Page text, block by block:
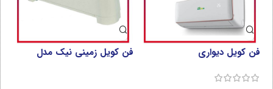
فن کویل دیواری
فن کویل زمینی نیک مدل